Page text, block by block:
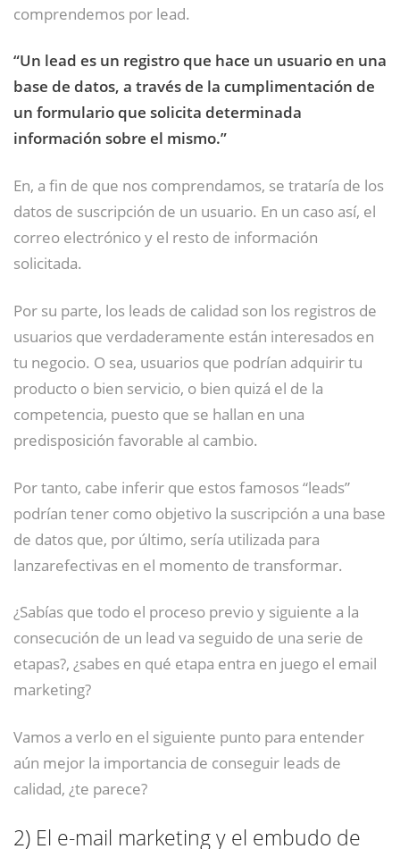
comprendemos por lead.
“Un lead es un registro que hace un usuario en una
base de datos, a través de la cumplimentación de
un formulario que solicita determinada
información sobre el mismo.”
En, a fin de que nos comprendamos, se trataría de los
datos de suscripción de un usuario. En un caso así, el
correo electrónico y el resto de información
solicitada.
Por su parte, los leads de calidad son los registros de
usuarios que verdaderamente están interesados en
tu negocio. O sea, usuarios que podrían adquirir tu
producto o bien servicio, o bien quizá el de la
competencia, puesto que se hallan en una
predisposición favorable al cambio.
Por tanto, cabe inferir que estos famosos “leads”
podrían tener como objetivo la suscripción a una base
de datos que, por último, sería utilizada para
lanzarefectivas en el momento de transformar.
¿Sabías que todo el proceso previo y siguiente a la
consecución de un lead va seguido de una serie de
etapas?, ¿sabes en qué etapa entra en juego el email
marketing?
Vamos a verlo en el siguiente punto para entender
aún mejor la importancia de conseguir leads de
calidad, ¿te parece?
2) El e-mail marketing y el embudo de